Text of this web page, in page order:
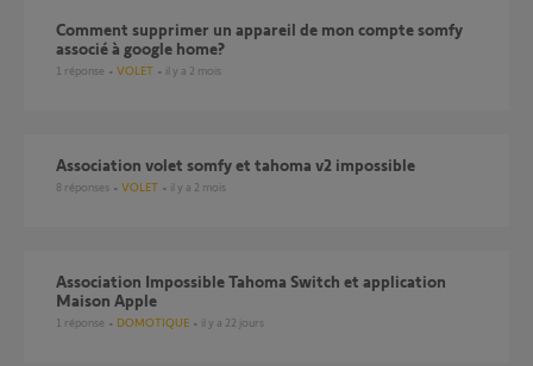
Comment supprimer un appareil de mon compte somfy
associé à google home?
1 réponse VOLET il y a 2 mois
Association volet somfy et tahoma v2 impossible
8 réponses VOLET il y a 2 mois
Association Impossible Tahoma Switch et application
Maison Apple
1 réponse DOMOTIQUE il y a 22 jours